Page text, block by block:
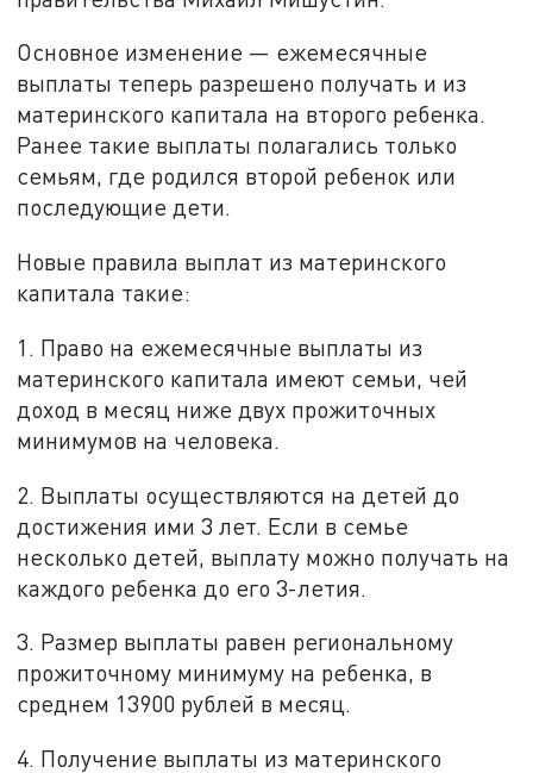
Основное изменение — ежемесячные
выплаты теперь разрешено получать и из
материнского капитала на второго ребенка.
Ранее такие выплаты полагались только
семьям, где родился второй ребенок или
последующие дети.
Новые правила выплат из материнского
капитала такие:
1. Право на ежемесячные выплаты из
материнского капитала имеют семьи, чей
доход в месяц ниже двух прожиточных
минимумов на человека.
2. Выплаты осуществляются на детей до
достижения ими 3 лет. Если в семье
несколько детей, выплату можно получать на
каждого ребенка до его 3-летия.
3. Размер выплаты равен региональному
прожиточному минимуму на ребенка, в
среднем 13900 рублей в месяц.
4. Получение выплаты из материнского